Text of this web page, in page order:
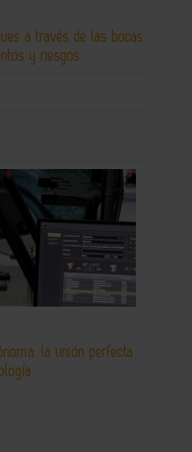
a través de las bocas
y riesgos
la unión perfecta